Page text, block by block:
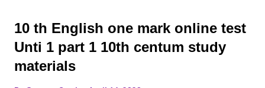
10 th English one mark online test
Unti 1 part 1 10th centum study
materials